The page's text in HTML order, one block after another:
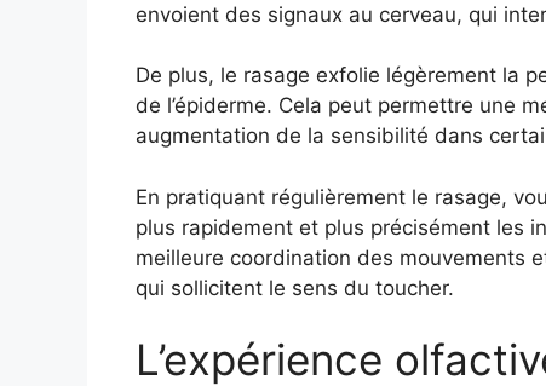
envoient des signaux au cerveau, qui
De plus, le rasage exfolie légèrement la
de l’épiderme. Cela peut permettre une
augmentation de la sensibilité dans
En pratiquant régulièrement le rasage,
plus rapidement et plus précisément les
meilleure coordination des mouvements
qui sollicitent le sens du toucher.
L’expérience